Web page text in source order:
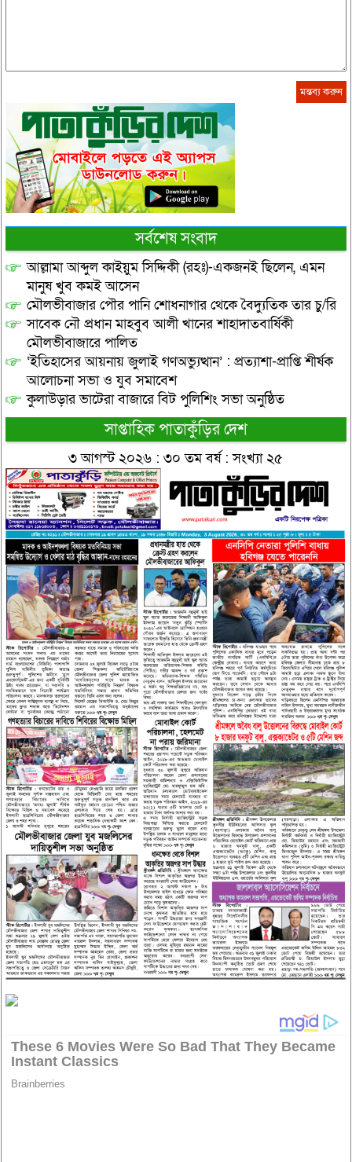
সর্বশেষ সংবাদ
আল্লামা আব্দুল কাইয়ুম সিদ্দিকী (রহঃ)-একজনই ছিলেন, এমন
মানুষ খুব কমই আসেন
মৌলভীবাজার পৌর পানি শোধনাগার থেকে বৈদ্যুতিক তার চু/রি
সাবেক নৌ প্রধান মাহবুব আলী খানের শাহাদাতবার্ষিকী
মৌলভীবাজারে পালিত
‘ইতিহাসের আয়নায় জুলাই গণঅভ্যুত্থান’ : প্রত্যাশা-প্রাপ্তি শীর্ষক
আলোচনা সভা ও যুব সমাবেশ
কুলাউড়ার ভাটেরা বাজারে বিট পুলিশিং সভা অনুষ্ঠিত
সাপ্তাহিক পাতাকুঁড়ির দেশ
৩ আগস্ট ২০২৬ : ৩০ তম বর্ষ : সংখ্যা ২৫